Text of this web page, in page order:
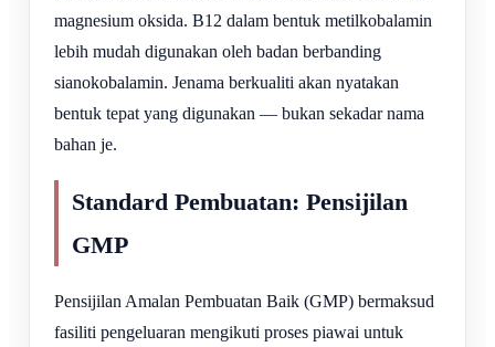
magnesium oksida. B12 dalam bentuk metilkobalamin
lebih mudah digunakan oleh badan berbanding
sianokobalamin. Jenama berkualiti akan nyatakan
bentuk tepat yang digunakan — bukan sekadar nama
bahan je.
Standard Pembuatan: Pensijilan
GMP
Pensijilan Amalan Pembuatan Baik (GMP) bermaksud
fasiliti pengeluaran mengikuti proses piawai untuk